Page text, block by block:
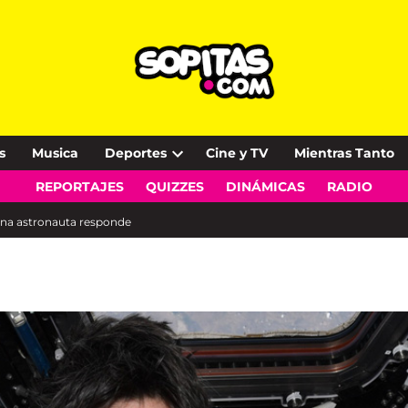
Musica Deportes
Open
dropdown
Cine y TV Mientras Tanto
REPORTAJES QUIZZES DINÁMICAS RADIO
astronauta responde